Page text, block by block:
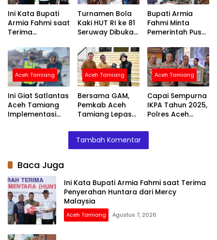
Ini Kata Bupati
Armia Fahmi saat
Terima
Huntara dari
Mercy Malaysia
Turnamen Bola
Kaki HUT RI ke 81
Seruway Dibuka
Fahmi
Bupati Armia
Fahmi Minta
Pemerintah Pusat
Normalisasi
Sungai Tamiang,
Cegah Banjir
Terjadi Lagi
Aceh Tamiang
Ini Giat Satlantas
Aceh Tamiang
Implementasi
Aceh Tamiang
Bersama GAM,
Pemkab Aceh
Tamiang Lepas
Benahi
Pendidikan di
Wilayah Pelosok
Aceh Tamiang
Capai Sempurna
IKPA Tahun 2025,
Polres Aceh
Penghargaan
Tambah Komentar
Baca Juga
Ini Kata Bupati Armia Fahmi saat Terima
Penyerahan Huntara dari Mercy
Malaysia
Aceh Tamiang Agustus 7, 2026